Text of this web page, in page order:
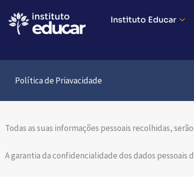
para
Instituto Educar
Política de Priavacidade
Todas as suas informações pessoais recolhidas,
A garantia da confidencialidade dos dados